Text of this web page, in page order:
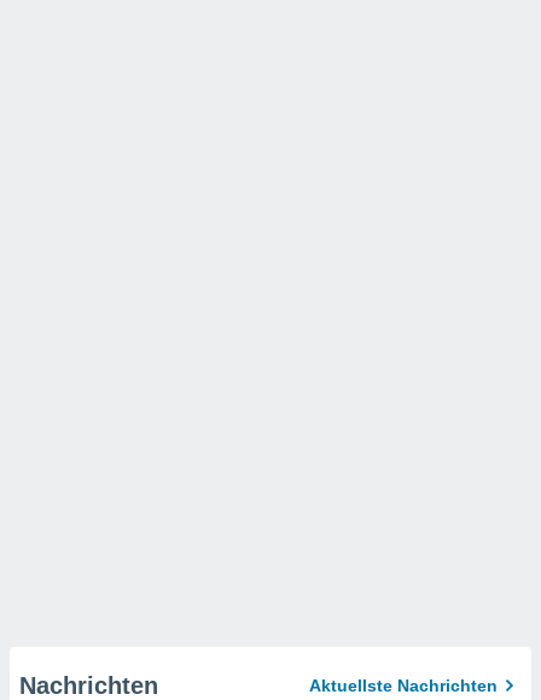
Nachrichten Aktuellste Nachrichten